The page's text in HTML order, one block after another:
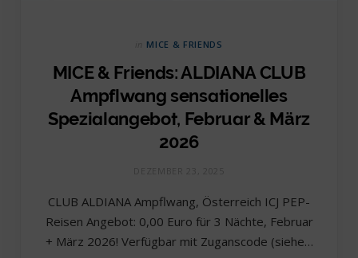
MICE & FRIENDS
MICE & Friends: ALDIANA CLUB
Ampflwang sensationelles
Spezialangebot, Februar & März
2026
CLUB ALDIANA Ampflwang, Österreich ICJ PEP-
Reisen Angebot: 0,00 Euro für 3 Nächte, Februar
+ März 2026! Verfügbar mit Zuganscode (siehe…